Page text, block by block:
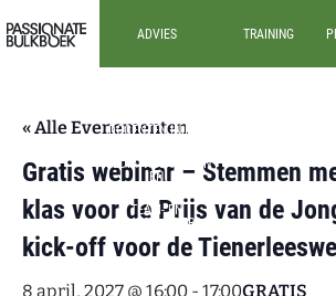
Passionate Bulkboek
ADVIES
DOCENTEN IN HET
MEDIATHECARISSEN
EN
TEAM- EN
SCHOOLLEIDERS
TRAINING
« Alle Evenementen
Gratis webinar – Stemmen
klas voor de Prijs van de
kick-off voor de
8 april, 2027 @ 16:00 - 17:00GRATIS